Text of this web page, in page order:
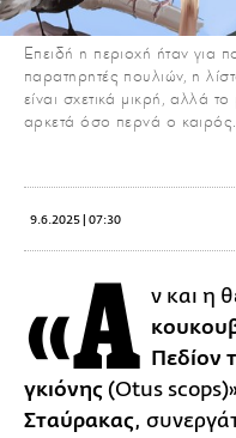
Επειδή η περιοχή ήταν για
παρατηρητές πουλιών, η
είναι σχετικά μικρή, αλλά
αρκετά όσο περνά ο
9.6.2025 | 07:30
«Α ν και η
Πεδίον
γκιόνης (Otus
Σταύρακας,